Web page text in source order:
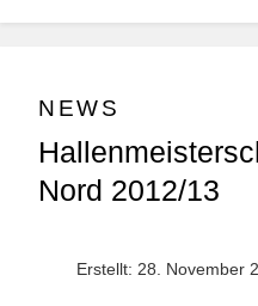
NEWS
Nord 2012/13
Erstellt: 28. November